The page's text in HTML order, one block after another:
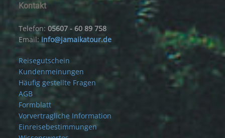
Kontakt
Telefon:05607 - 60 89 758
Email: info@jamaikatour.de
Reisegutschein
Kundenmeinungen
Häufig gestellte Fragen
AGB
Formblatt
Vorvertragliche Information
Einreisebestimmungen